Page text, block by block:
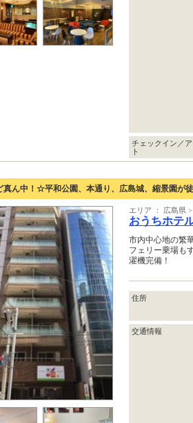
チェックイン／
ト
真ん中！☆平和公園、本通り、広島城、縮景園が
エリア ： 広島県
おうちホテ
市内中心地の繁
フェリー乗場も
濯機完備！
住所
交通情報